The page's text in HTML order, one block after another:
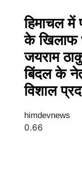
हिमाचल में
के खिलाफ
जयराम
बिंदल के
विशाल
himdevnews